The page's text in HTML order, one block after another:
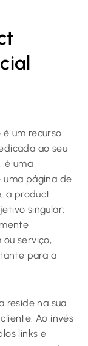
um recurso
ao seu
é uma
uma página de
a product
singular:
serviço,
para a
reside na sua
Ao invés
links e